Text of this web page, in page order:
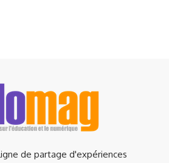
de partage d'expériences